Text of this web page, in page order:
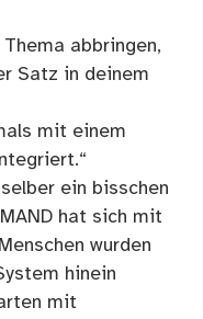
abbringen,
Satz in deinem
mit einem
ein bisschen
hat sich mit
wurden
hinein
mit